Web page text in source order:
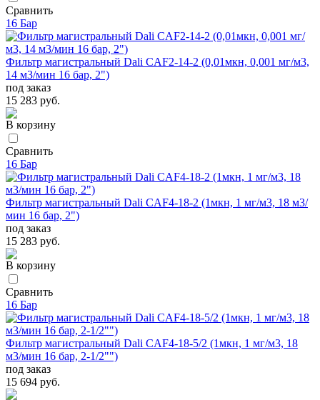
Сравнить
16 Бар
Фильтр магистральный Dali CAF2-14-2 (0,01мкн, 0,001 мг/м3,
14 м3/мин 16 бар, 2")
под заказ
15 283 руб.
В корзину
Сравнить
16 Бар
Фильтр магистральный Dali CAF4-18-2 (1мкн, 1 мг/м3, 18 м3/
мин 16 бар, 2")
под заказ
15 283 руб.
В корзину
Сравнить
16 Бар
Фильтр магистральный Dali CAF4-18-5/2 (1мкн, 1 мг/м3, 18
м3/мин 16 бар, 2-1/2"")
под заказ
15 694 руб.